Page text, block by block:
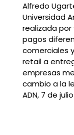
Alfredo
Universidad
realizada por
pagos
comerciales
retail a
empresas
cambio a la
ADN, 7 de